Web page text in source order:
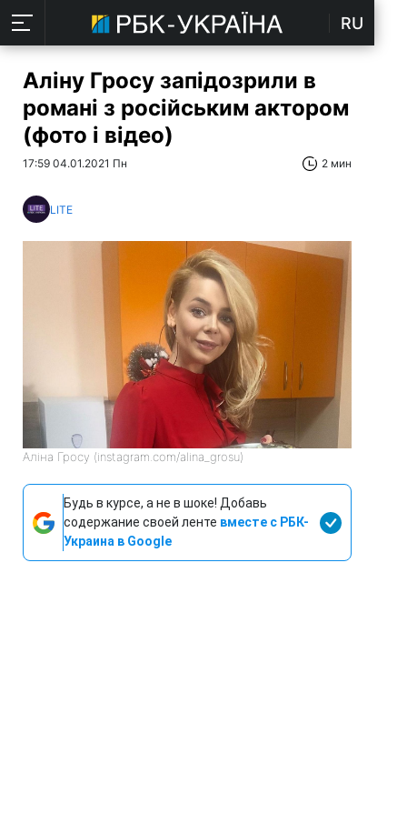
RU
Аліну Гросу запідозрили в
романі з російським актором
(фото і відео)
17:59 04.01.2021 Пн 2 мин
LITE
Аліна Гросу (instagram.com/alina_grosu)
Будь в курсе, а не в шоке! Добавь
содержание своей ленте вместе с РБК-
Украина в Google